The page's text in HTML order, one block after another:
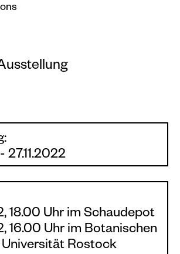
27.11.2022
18.00 Uhr im Schaudepot
16.00 Uhr im Botanischen
Rostock